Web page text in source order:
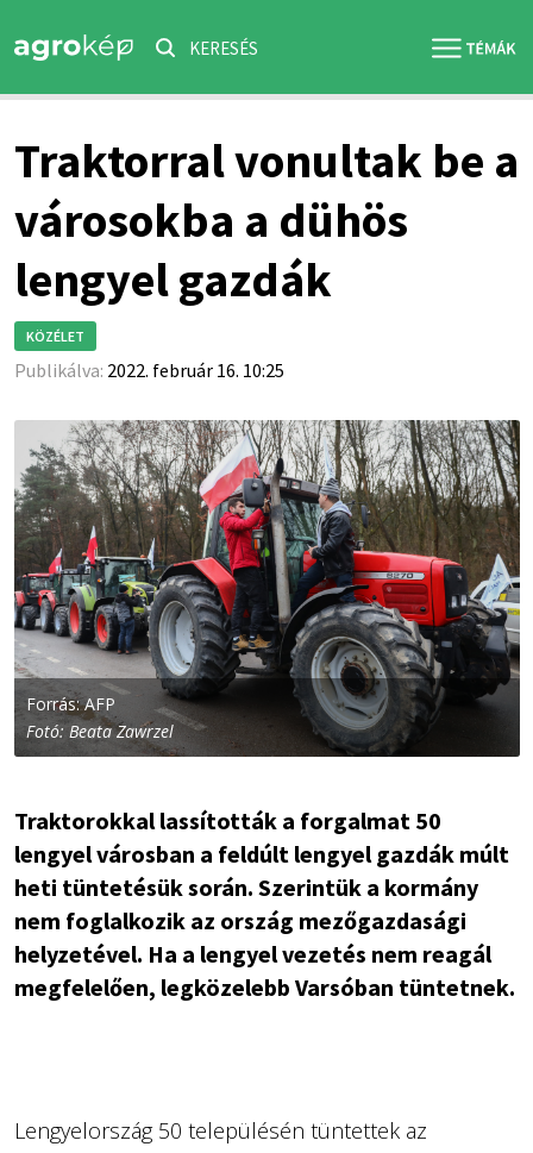
KERESÉS
Traktorral vonultak be a
városokba a dühös
lengyel gazdák
KÖZÉLET
Publikálva: 2022. február 16. 10:25
Forrás: AFP
Fotó: Beata Zawrzel
Traktorokkal lassították a forgalmat 50
lengyel városban a feldúlt lengyel gazdák múlt
heti tüntetésük során. Szerintük a kormány
nem foglalkozik az ország mezőgazdasági
helyzetével. Ha a lengyel vezetés nem reagál
megfelelően, legközelebb Varsóban tüntetnek.
Lengyelország 50 településén tüntettek az